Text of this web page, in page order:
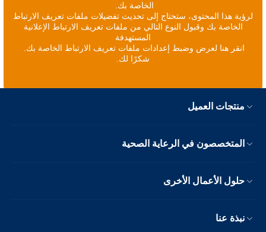
الخاصة بك.
لرؤية هذا المحتوى، ستحتاج إلى تحديث تفضيلات ملفات تعريف الارتباط
الخاصة بك وقبول النوع التالي من ملفات تعريف الارتباط الإعلانية
المستهدفة
انقر هنا لعرض وضبط إعدادات ملفات تعريف الارتباط الخاصة بك.
شكرًا لك.
منتجات العميل
المتخصصون في الرعاية الصحية
حلول الأعمال الأخرى
نبذة عنا